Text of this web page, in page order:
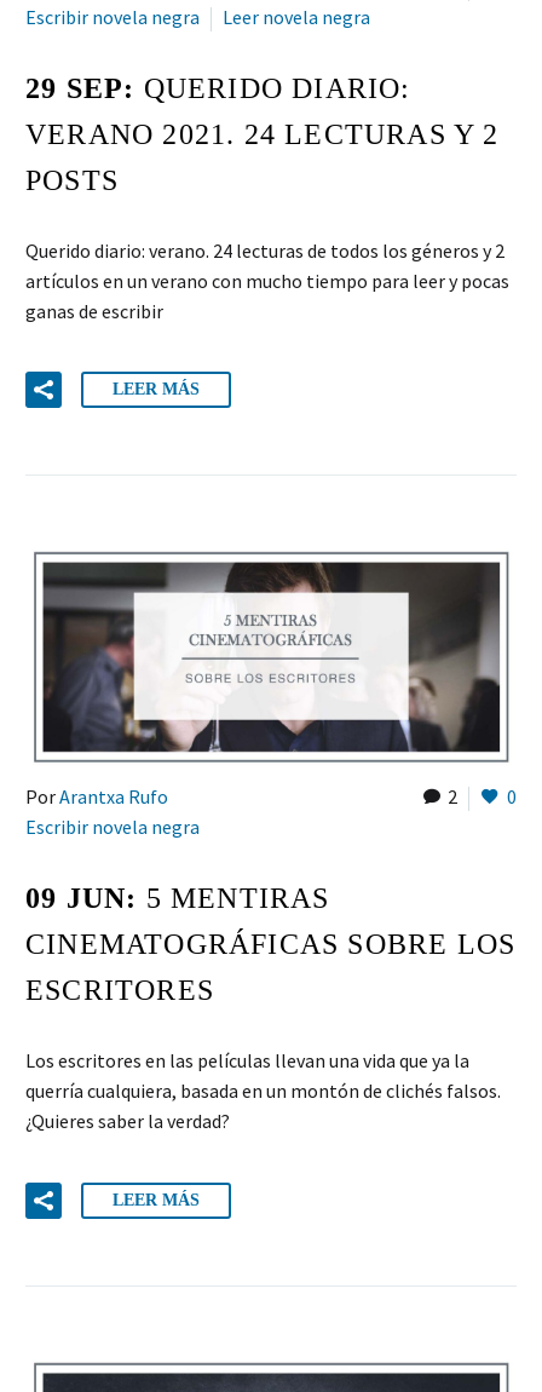
Escribir novela negra
Leer novela negra
29 SEP: QUERIDO DIARIO:
VERANO 2021. 24 LECTURAS Y 2
POSTS
Querido diario: verano. 24 lecturas de todos los géneros y 2
artículos en un verano con mucho tiempo para leer y pocas
ganas de escribir
LEER MÁS
2 0
PorArantxa Rufo
Escribir novela negra
09 JUN: 5 MENTIRAS
CINEMATOGRÁFICAS SOBRE LOS
ESCRITORES
Los escritores en las películas llevan una vida que ya la
querría cualquiera, basada en un montón de clichés falsos.
¿Quieres saber la verdad?
LEER MÁS